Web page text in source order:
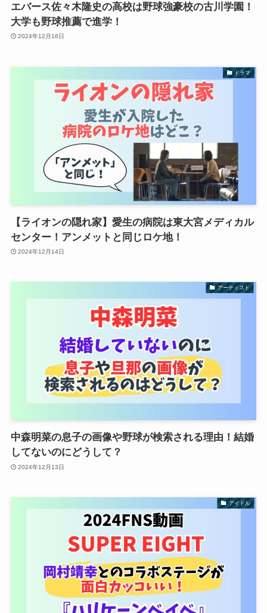
エバース佐々木隆史の高校は野球強豪校の古川学園！
大学も野球推薦で進学！
2024年12月16日
ドラマ
【ライオンの隠れ家】愛生の病院は東大宮メディカル
センター！アンメットと同じロケ地！
2024年12月14日
アーティスト
中森明菜の息子の画像や野球が検索される理由！結婚
してないのにどうして？
2024年12月13日
アイドル